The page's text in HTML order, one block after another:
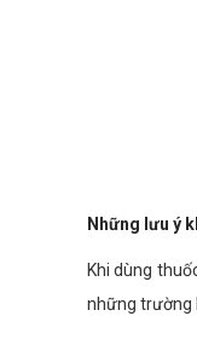
Những lưu ý
Khi dùng
những trường